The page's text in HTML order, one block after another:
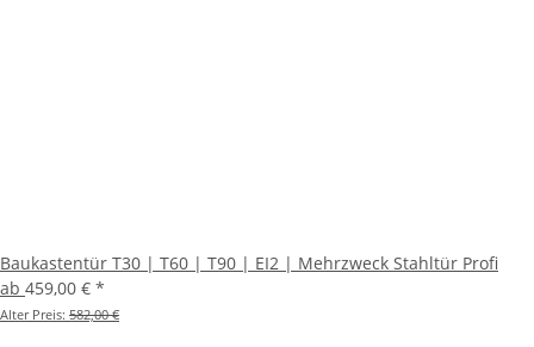
Baukastentür T30 | T60 | T90 | EI2 | Mehrzweck Stahltür Profi
ab 459,00 € *
Alter Preis: 582,00 €